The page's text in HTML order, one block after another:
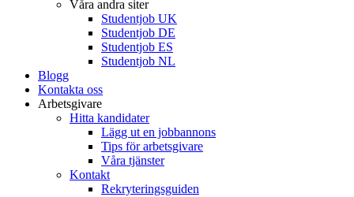
Våra andra siter
Studentjob UK
Studentjob DE
Studentjob ES
Studentjob NL
Blogg
Kontakta oss
Arbetsgivare
Hitta kandidater
Lägg ut en jobbannons
Tips för arbetsgivare
Våra tjänster
Kontakt
Rekryteringsguiden